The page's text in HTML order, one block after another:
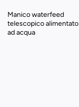
Manico waterfeed
telescopico alimentato
ad acqua